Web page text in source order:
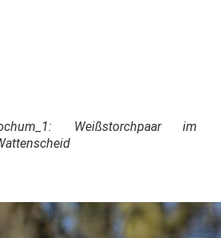
Weißstorchpaar im